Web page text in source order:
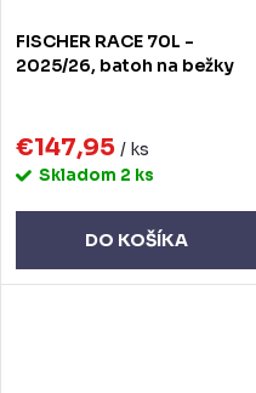
FISCHER RACE 70L -
2025/26, batoh na bežky
€147,95 / ks
Skladom 2 ks
DO KOŠÍKA